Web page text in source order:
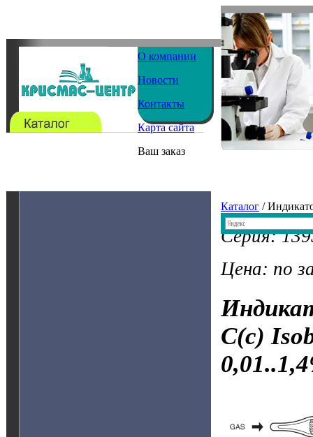
О компании
Новости
Контакты
Карта сайта
Ваш заказ
Каталог /
Серия:
Цена: по
C(c)